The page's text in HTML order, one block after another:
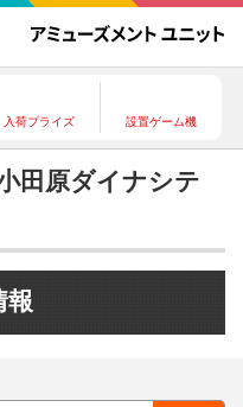
入荷プライズ 設置ゲーム機
田原ダイナシテ
報